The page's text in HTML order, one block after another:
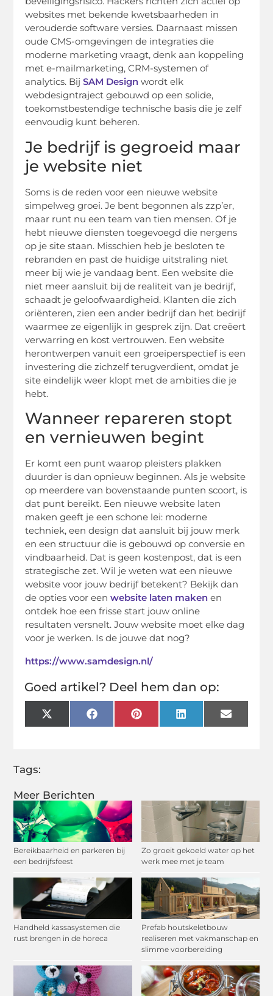
Meer Berichten
Bereikbaarheid en parkeren bij
een bedrijfsfeest
Zo groeit gekoeld water op het
werk mee met je team
Handheld kassasystemen die
rust brengen in de horeca
Prefab houtskeletbouw
realiseren met vakmanschap en
slimme voorbereiding
websites met bekende kwetsbaarheden in
verouderde software versies. Daarnaast missen
oude CMS-omgevingen de integraties die
moderne marketing vraagt, denk aan koppeling
met e-mailmarketing, CRM-systemen of
analytics. BijSAM Design wordt elk
webdesigntraject gebouwd op een solide,
toekomstbestendige technische basis die je zelf
eenvoudig kunt beheren.
Je bedrijf is gegroeid maar
je website niet
Soms is de reden voor een nieuwe website
simpelweg groei. Je bent begonnen als zzp’er,
maar runt nu een team van tien mensen. Of je
hebt nieuwe diensten toegevoegd die nergens
op je site staan. Misschien heb je besloten te
rebranden en past de huidige uitstraling niet
meer bij wie je vandaag bent. Een website die
niet meer aansluit bij de realiteit van je bedrijf,
schaadt je geloofwaardigheid. Klanten die zich
oriënteren, zien een ander bedrijf dan het bedrijf
waarmee ze eigenlijk in gesprek zijn. Dat creëert
verwarring en kost vertrouwen. Een website
herontwerpen vanuit een groeiperspectief is een
investering die zichzelf terugverdient, omdat je
site eindelijk weer klopt met de ambities die je
hebt.
Wanneer repareren stopt
en vernieuwen begint
Er komt een punt waarop pleisters plakken
duurder is dan opnieuw beginnen. Als je website
op meerdere van bovenstaande punten scoort, is
dat punt bereikt. Een nieuwe website laten
maken geeft je een schone lei: moderne
techniek, een design dat aansluit bij jouw merk
en een structuur die is gebouwd op conversie en
vindbaarheid. Dat is geen kostenpost, dat is een
strategische zet. Wil je weten wat een nieuwe
website voor jouw bedrijf betekent? Bekijk dan
de opties voor een website laten maken en
ontdek hoe een frisse start jouw online
resultaten versnelt. Jouw website moet elke dag
voor je werken. Is de jouwe dat nog?
https://www.samdesign.nl/
Goed artikel? Deel hem dan op:
X
(Twitter)
FacebookPinterestLinkedInEmail
Tags: